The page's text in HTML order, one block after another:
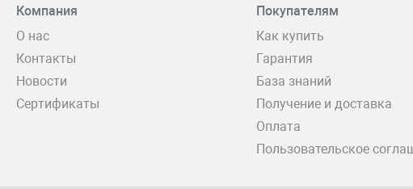
Компания
О нас
Контакты
Новости
Сертификаты
Покупателям
Как купить
Гарантия
База знаний
Получение и доставка
Оплата
Пользовательское